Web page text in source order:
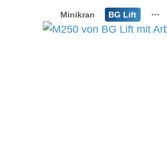
Minikran BG Lift